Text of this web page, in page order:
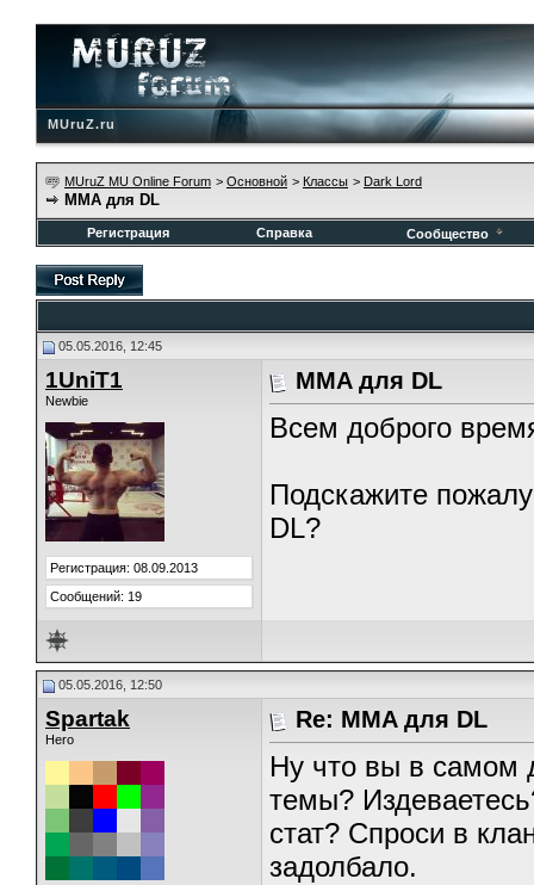
MUruZ.ru
MUruZ MU Online Forum > Основной > Классы > Dark Lord
MMA для DL
Регистрация Справка Сообщество
05.05.2016, 12:45
1UniT1
Newbie
Регистрация: 08.09.2013
Сообщений: 19
MMA для DL
Всем доброго
Подскажите
DL?
05.05.2016, 12:50
Spartak
Hero
Re: MMA для DL
Ну что вы в самом
темы?
стат? Спроси в
задолбало.